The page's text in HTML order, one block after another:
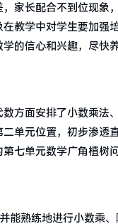
家长配合不到位现象
教学中对学生要加
的信心和兴趣，尽快
方面安排了小数乘
单元位置，初步渗
七单元数学广角植树
熟练地进行小数乘、